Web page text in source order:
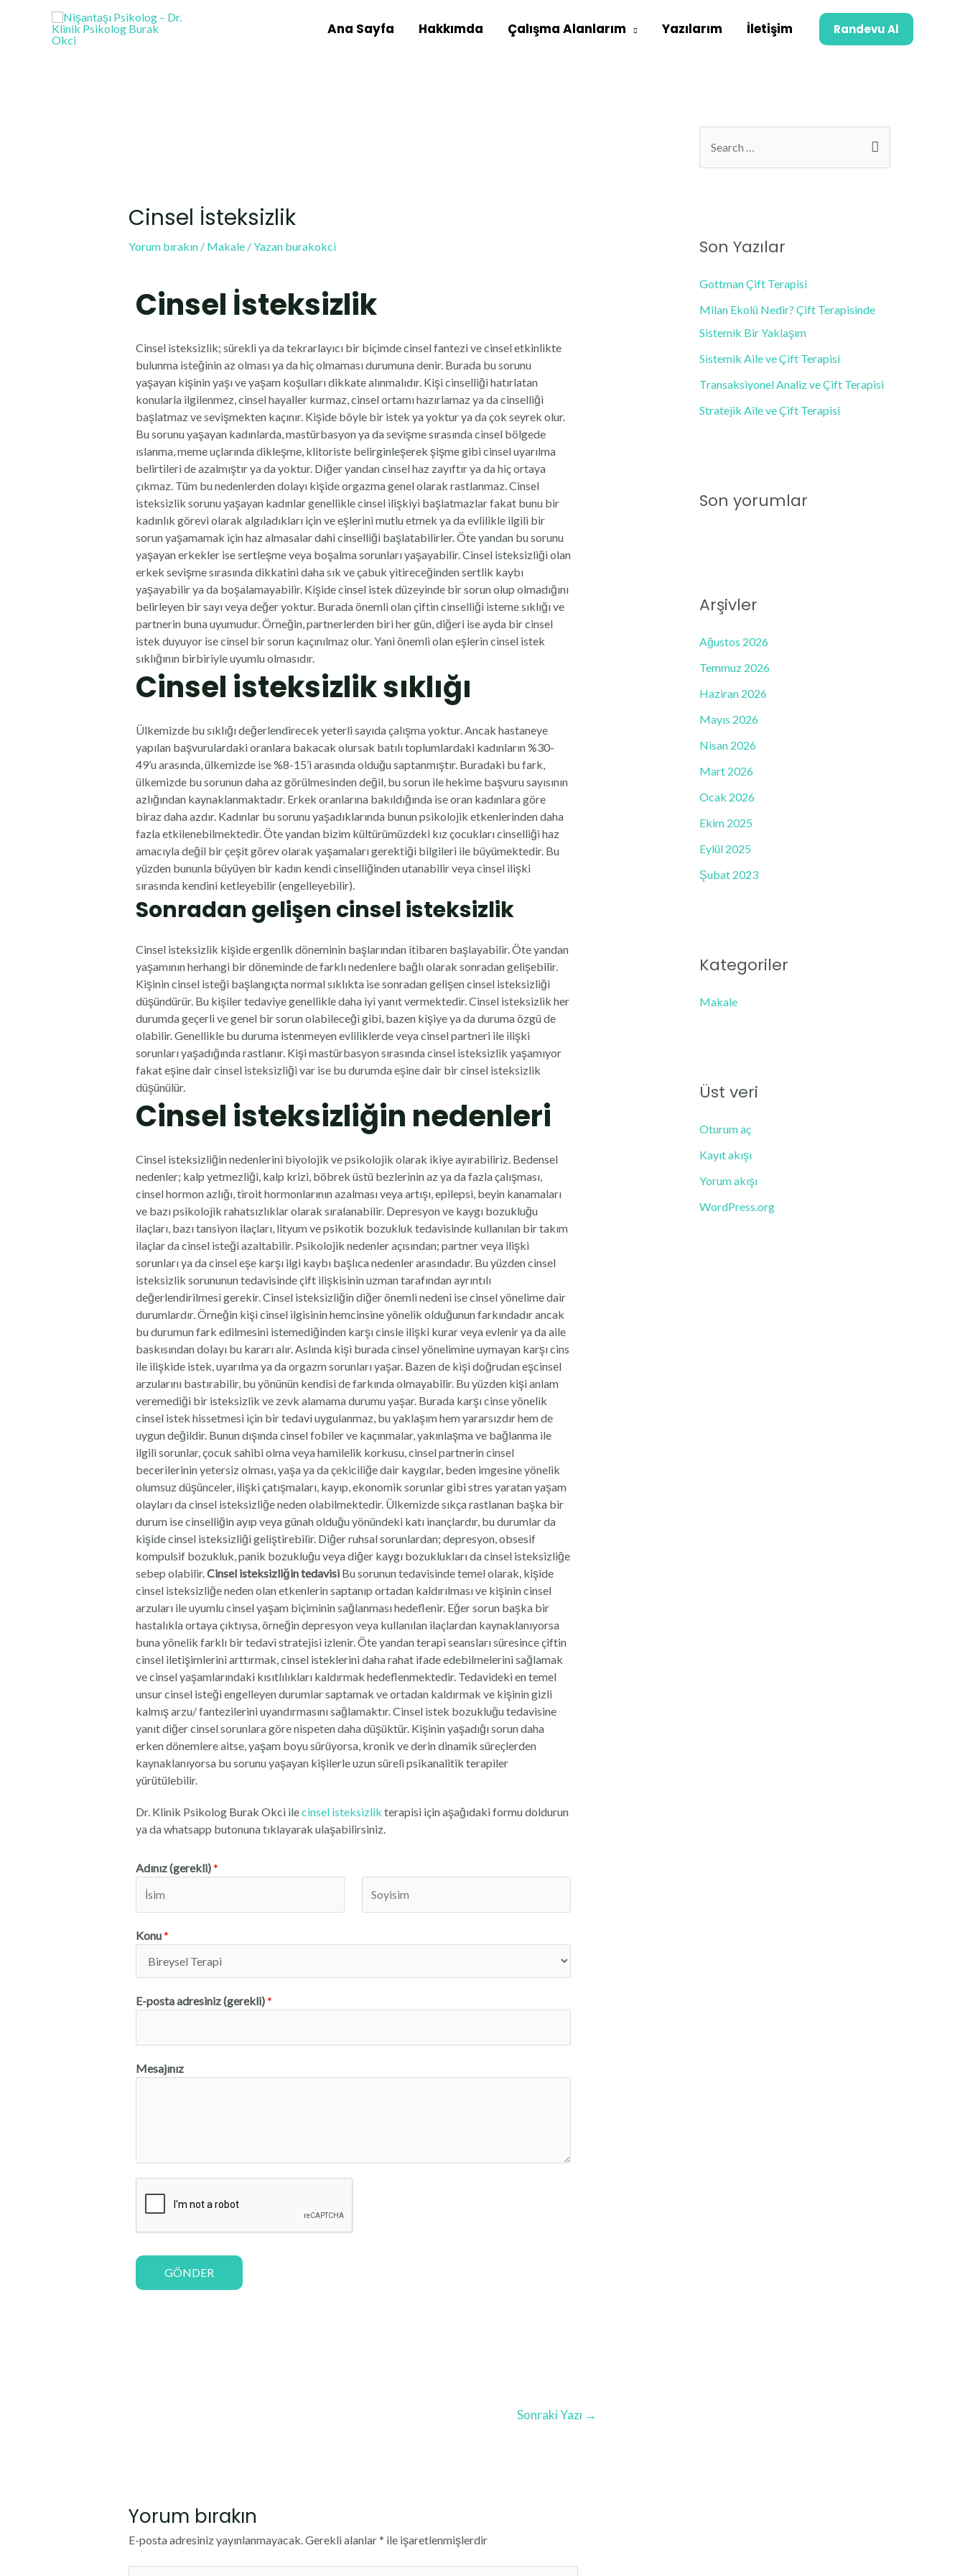
Ana Sayfa Hakkımda Çalışma Alanlarım Yazılarım İletişim Randevu Al
Cinsel İsteksizlik
Yorum bırakın / Makale/ Yazan burakokci
Cinsel İsteksizlik
Cinsel isteksizlik; sürekli ya da tekrarlayıcı bir biçimde cinsel fantezi ve cinsel etkinlikte
bulunma isteğinin az olması ya da hiç olmaması durumuna denir. Burada bu sorunu
yaşayan kişinin yaşı ve yaşam koşulları dikkate alınmalıdır. Kişi cinselliği hatırlatan
konularla ilgilenmez, cinsel hayaller kurmaz, cinsel ortamı hazırlamaz ya da cinselliği
başlatmaz ve sevişmekten kaçınır. Kişide böyle bir istek ya yoktur ya da çok seyrek olur.
Bu sorunu yaşayan kadınlarda, mastürbasyon ya da sevişme sırasında cinsel bölgede
ıslanma, meme uçlarında dikleşme, klitoriste belirginleşerek şişme gibi cinsel uyarılma
belirtileri de azalmıştır ya da yoktur. Diğer yandan cinsel haz zayıftır ya da hiç ortaya
çıkmaz. Tüm bu nedenlerden dolayı kişide orgazma genel olarak rastlanmaz. Cinsel
isteksizlik sorunu yaşayan kadınlar genellikle cinsel ilişkiyi başlatmazlar fakat bunu bir
kadınlık görevi olarak algıladıkları için ve eşlerini mutlu etmek ya da evlilikle ilgili bir
sorun yaşamamak için haz almasalar dahi cinselliği başlatabilirler. Öte yandan bu sorunu
yaşayan erkekler ise sertleşme veya boşalma sorunları yaşayabilir. Cinsel isteksizliği olan
erkek sevişme sırasında dikkatini daha sık ve çabuk yitireceğinden sertlik kaybı
yaşayabilir ya da boşalamayabilir. Kişide cinsel istek düzeyinde bir sorun olup olmadığını
belirleyen bir sayı veya değer yoktur. Burada önemli olan çiftin cinselliği isteme sıklığı ve
partnerin buna uyumudur. Örneğin, partnerlerden biri her gün, diğeri ise ayda bir cinsel
istek duyuyor ise cinsel bir sorun kaçınılmaz olur. Yani önemli olan eşlerin cinsel istek
sıklığının birbiriyle uyumlu olmasıdır.
Cinsel isteksizlik sıklığı
Ülkemizde bu sıklığı değerlendirecek yeterli sayıda çalışma yoktur. Ancak hastaneye
yapılan başvurulardaki oranlara bakacak olursak batılı toplumlardaki kadınların %30-
49’u arasında, ülkemizde ise %8-15’i arasında olduğu saptanmıştır. Buradaki bu fark,
ülkemizde bu sorunun daha az görülmesinden değil, bu sorun ile hekime başvuru sayısının
azlığından kaynaklanmaktadır. Erkek oranlarına bakıldığında ise oran kadınlara göre
biraz daha azdır. Kadınlar bu sorunu yaşadıklarında bunun psikolojik etkenlerinden daha
fazla etkilenebilmektedir. Öte yandan bizim kültürümüzdeki kız çocukları cinselliği haz
amacıyla değil bir çeşit görev olarak yaşamaları gerektiği bilgileri ile büyümektedir. Bu
yüzden bununla büyüyen bir kadın kendi cinselliğinden utanabilir veya cinsel ilişki
sırasında kendini ketleyebilir (engelleyebilir).
Sonradan gelişen cinsel isteksizlik
Cinsel isteksizlik kişide ergenlik döneminin başlarından itibaren başlayabilir. Öte yandan
yaşamının herhangi bir döneminde de farklı nedenlere bağlı olarak sonradan gelişebilir.
Kişinin cinsel isteği başlangıçta normal sıklıkta ise sonradan gelişen cinsel isteksizliği
düşündürür. Bu kişiler tedaviye genellikle daha iyi yanıt vermektedir. Cinsel isteksizlik her
durumda geçerli ve genel bir sorun olabileceği gibi, bazen kişiye ya da duruma özgü de
olabilir. Genellikle bu duruma istenmeyen evliliklerde veya cinsel partneri ile ilişki
sorunları yaşadığında rastlanır. Kişi mastürbasyon sırasında cinsel isteksizlik yaşamıyor
fakat eşine dair cinsel isteksizliği var ise bu durumda eşine dair bir cinsel isteksizlik
düşünülür.
Cinsel isteksizliğin nedenleri
Cinsel isteksizliğin nedenlerini biyolojik ve psikolojik olarak ikiye ayırabiliriz. Bedensel
nedenler; kalp yetmezliği, kalp krizi, böbrek üstü bezlerinin az ya da fazla çalışması,
cinsel hormon azlığı, tiroit hormonlarının azalması veya artışı, epilepsi, beyin kanamaları
ve bazı psikolojik rahatsızlıklar olarak sıralanabilir. Depresyon ve kaygı bozukluğu
ilaçları, bazı tansiyon ilaçları, lityum ve psikotik bozukluk tedavisinde kullanılan bir takım
ilaçlar da cinsel isteği azaltabilir. Psikolojik nedenler açısından; partner veya ilişki
sorunları ya da cinsel eşe karşı ilgi kaybı başlıca nedenler arasındadır. Bu yüzden cinsel
isteksizlik sorununun tedavisinde çift ilişkisinin uzman tarafından ayrıntılı
değerlendirilmesi gerekir. Cinsel isteksizliğin diğer önemli nedeni ise cinsel yönelime dair
durumlardır. Örneğin kişi cinsel ilgisinin hemcinsine yönelik olduğunun farkındadır ancak
bu durumun fark edilmesini istemediğinden karşı cinsle ilişki kurar veya evlenir ya da aile
baskısından dolayı bu kararı alır. Aslında kişi burada cinsel yönelimine uymayan karşı cins
ile ilişkide istek, uyarılma ya da orgazm sorunları yaşar. Bazen de kişi doğrudan eşcinsel
arzularını bastırabilir, bu yönünün kendisi de farkında olmayabilir. Bu yüzden kişi anlam
veremediği bir isteksizlik ve zevk alamama durumu yaşar. Burada karşı cinse yönelik
cinsel istek hissetmesi için bir tedavi uygulanmaz, bu yaklaşım hem yararsızdır hem de
uygun değildir. Bunun dışında cinsel fobiler ve kaçınmalar, yakınlaşma ve bağlanma ile
ilgili sorunlar, çocuk sahibi olma veya hamilelik korkusu, cinsel partnerin cinsel
becerilerinin yetersiz olması, yaşa ya da çekiciliğe dair kaygılar, beden imgesine yönelik
olumsuz düşünceler, ilişki çatışmaları, kayıp, ekonomik sorunlar gibi stres yaratan yaşam
olayları da cinsel isteksizliğe neden olabilmektedir. Ülkemizde sıkça rastlanan başka bir
durum ise cinselliğin ayıp veya günah olduğu yönündeki katı inançlardır, bu durumlar da
kişide cinsel isteksizliği geliştirebilir. Diğer ruhsal sorunlardan; depresyon, obsesif
kompulsif bozukluk, panik bozukluğu veya diğer kaygı bozuklukları da cinsel isteksizliğe
sebep olabilir.Cinsel isteksizliğin tedavisiBu sorunun tedavisinde temel olarak, kişide
cinsel isteksizliğe neden olan etkenlerin saptanıp ortadan kaldırılması ve kişinin cinsel
arzuları ile uyumlu cinsel yaşam biçiminin sağlanması hedeflenir. Eğer sorun başka bir
hastalıkla ortaya çıktıysa, örneğin depresyon veya kullanılan ilaçlardan kaynaklanıyorsa
buna yönelik farklı bir tedavi stratejisi izlenir. Öte yandan terapi seansları süresince çiftin
cinsel iletişimlerini arttırmak, cinsel isteklerini daha rahat ifade edebilmelerini sağlamak
ve cinsel yaşamlarındaki kısıtlılıkları kaldırmak hedeflenmektedir. Tedavideki en temel
unsur cinsel isteği engelleyen durumlar saptamak ve ortadan kaldırmak ve kişinin gizli
kalmış arzu/ fantezilerini uyandırmasını sağlamaktır. Cinsel istek bozukluğu tedavisine
yanıt diğer cinsel sorunlara göre nispeten daha düşüktür. Kişinin yaşadığı sorun daha
erken dönemlere aitse, yaşam boyu sürüyorsa, kronik ve derin dinamik süreçlerden
kaynaklanıyorsa bu sorunu yaşayan kişilerle uzun süreli psikanalitik terapiler
yürütülebilir.
Dr. Klinik Psikolog Burak Okci ilecinsel isteksizlik terapisi için aşağıdaki formu doldurun
ya da whatsapp butonuna tıklayarak ulaşabilirsiniz.
Adınız (gerekli)*
Konu*
E-posta adresiniz (gerekli)*
Mesajınız
GÖNDER
Sonraki Yazı →
Yorum bırakın
E-posta adresiniz yayınlanmayacak. Gerekli alanlar* ile işaretlenmişlerdir
Son Yazılar
Gottman Çift Terapisi
Milan Ekolü Nedir? Çift Terapisinde
Sistemik Bir Yaklaşım
Sistemik Aile ve Çift Terapisi
Transaksiyonel Analiz ve Çift Terapisi
Stratejik Aile ve Çift Terapisi
Son yorumlar
Arşivler
Ağustos 2026
Temmuz 2026
Haziran 2026
Mayıs 2026
Nisan 2026
Mart 2026
Ocak 2026
Ekim 2025
Eylül 2025
Şubat 2023
Kategoriler
Makale
Üst veri
Oturum aç
Kayıt akışı
Yorum akışı
WordPress.org